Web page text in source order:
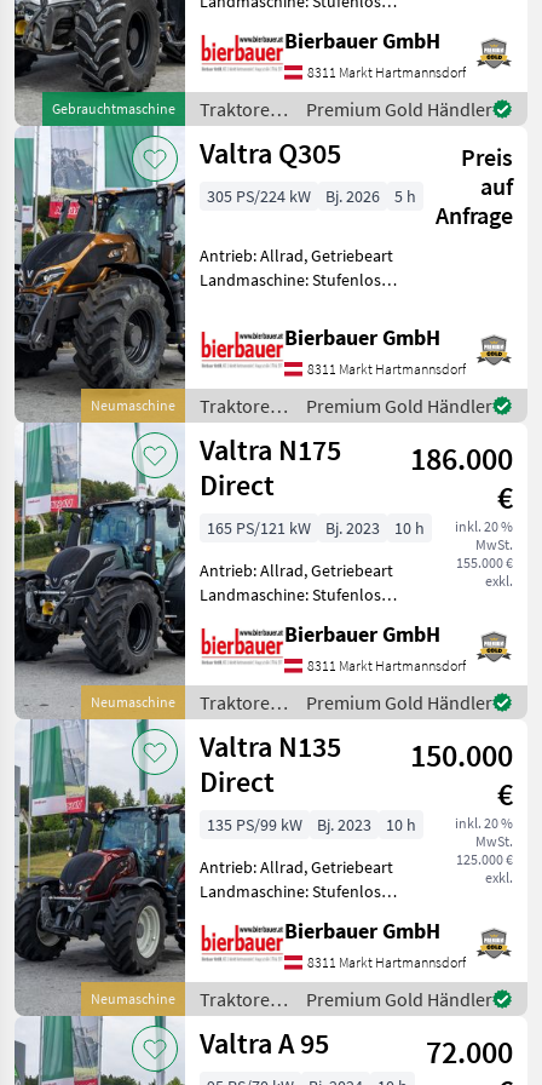
Fendt
New Holland
Steyr
Claas
Alle 48
anzeigen
MODELL
A
115
Q305
N175
Direct
N175
T235
Direct
A
95
G125
ECO
ACTIVE
S
416
T215
Direct
A
105
Alle
anzeigen
MARKTPLATZ
Marktplatz Händlerangebote Kleinanzeigen
Gebrauchtmaschine
Zapfwellendrehzahl:
540/1000,
Höchstgeschwindigkeit in
km/h: 50 km/h, Aufladung:
Turbo
Bierbauer GmbH
8311 Markt Hartmannsdorf
Traktoren
/ Valtra
Premium Gold Händler
Neumaschine
Valtra Q305
Preis
auf
Anfrage
305 PS/224 kW Bj. 2026 5 h
Antrieb: Allrad, Getriebeart
Landmaschine: Stufenloses
Zapfwellendrehzahl:
540E/1000,
Höchstgeschwindigkeit in
km/h: 50 km/h, Aufladung:
Turb
Bierbauer GmbH
8311 Markt Hartmannsdorf
Traktoren
/ Valtra
Premium Gold Händler
Neumaschine
Valtra N175
Direct
186.000
€
inkl. 20 %
MwSt.
155.000 €
exkl.
165 PS/121 kW Bj. 2023
10 h
Antrieb: Allrad, Getriebeart
Landmaschine: Stufenloses
Zapfwellendrehzahl:
540/1000,
Höchstgeschwindigkeit in
km/h: 50 km/h, Aufladung:
Turbo
Bierbauer GmbH
8311 Markt Hartmannsdorf
Traktoren
/ Valtra
Premium Gold Händler
Neumaschine
Valtra N135
Direct
150.000
€
inkl. 20 %
MwSt.
125.000 €
exkl.
135 PS/99 kW Bj. 2023
10 h
Antrieb: Allrad, Getriebeart
Landmaschine: Stufenloses
Zapfwellendrehzahl:
540/1000,
Höchstgeschwindigkeit in
km/h: 50 km/h, Aufladung:
Turbo
Bierbauer GmbH
8311 Markt Hartmannsdorf
Traktoren
/ Valtra
Premium Gold Händler
Valtra A 95
72.000